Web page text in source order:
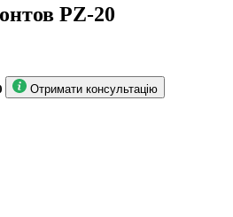
PZ-20
Отримати консультацію